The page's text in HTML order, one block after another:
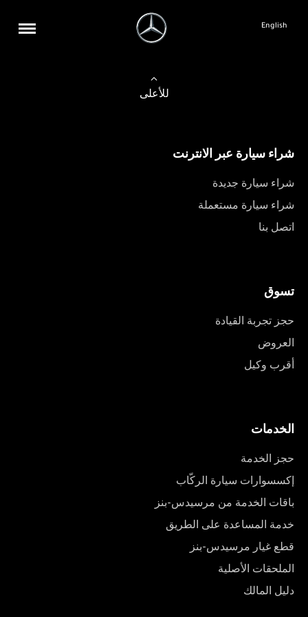
English
للأعلى
شراء سيارة عبر الانترنت
شراء سيارة جديدة
شراء سيارة مستعملة
اتصل بنا
تسوق
حجز تجربة القيادة
العروض
أقرب وكيل
الخدمات
حجز الخدمة
إكسسوارات سيارة الركّاب
باقات الخدمة من مرسيدس-بنز
خدمة المساعدة على الطريق
قطع غيار مرسيدس-بنز
الملحقات الأصلية
دليل المالك